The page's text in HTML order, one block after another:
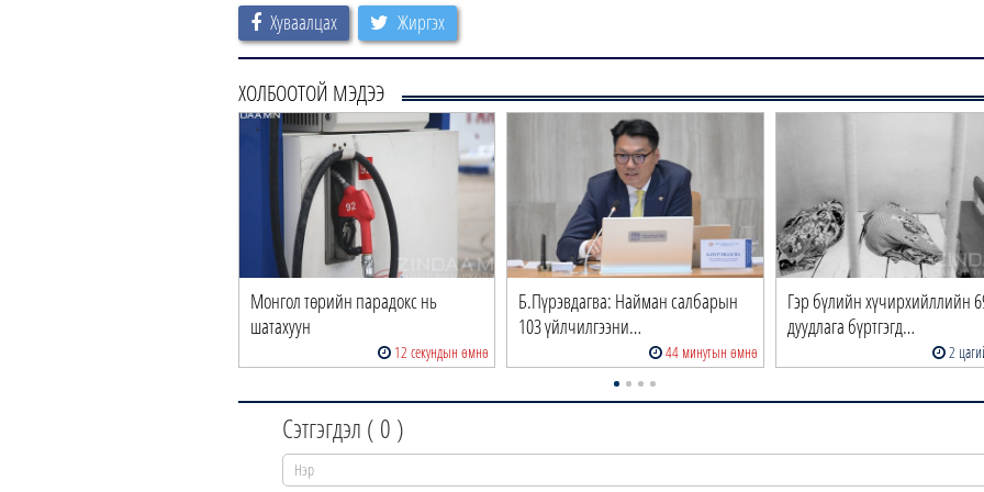
Хуваалцах Жиргэх
ХОЛБООТОЙ МЭДЭЭ
Монгол төрийн парадокс нь
шатахуун
12 секундын өмнө
Б.Пүрэвдагва: Найман салбарын
103 үйлчилгээни…
44 минутын өмнө
Гэр бүлийн хүчирхийллийн
дуудлага бүртгэгд…
2
Сэтгэгдэл ( 0 )